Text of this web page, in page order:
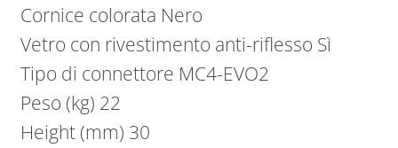
Cornice colorata Nero
Vetro con rivestimento anti-riflesso Sì
Tipo di connettore MC4-EVO2
Peso (kg) 22
Height (mm) 30